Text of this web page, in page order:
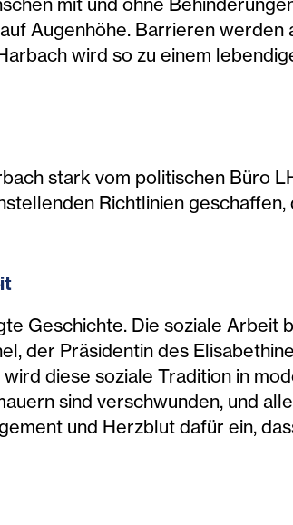
Augenhöhe. Barrieren
wird so zu einem
stark vom politischen Büro
Richtlinien
Geschichte. Die soziale Arbeit
der Präsidentin des
diese soziale Tradition in
sind verschwunden, und
und Herzblut dafür ein,